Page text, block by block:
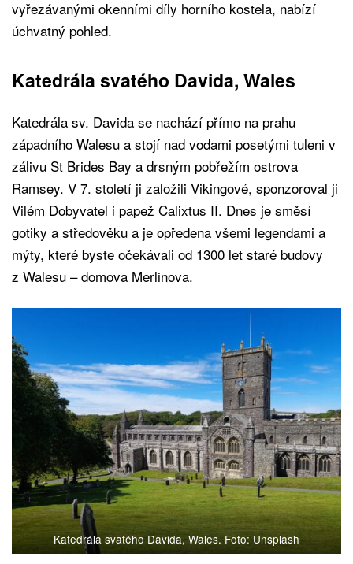
vyřezávanými okenními díly horního kostela, nabízí
úchvatný pohled.
Katedrála svatého Davida, Wales
Katedrála sv. Davida se nachází přímo na prahu
západního Walesu a stojí nad vodami posetými tuleni v
zálivu St Brides Bay a drsným pobřežím ostrova
Ramsey. V 7. století ji založili Vikingové, sponzoroval ji
Vilém Dobyvatel i papež Calixtus II. Dnes je směsí
gotiky a středověku a je opředena všemi legendami a
mýty, které byste očekávali od 1300 let staré budovy
z Walesu – domova Merlinova.
Katedrála svatého Davida, Wales. Foto: Unsplash